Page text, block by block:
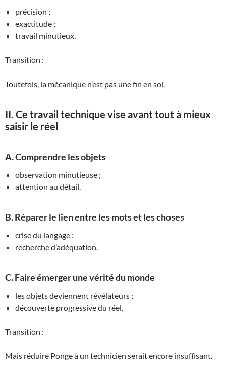
précision ;
exactitude ;
travail minutieux.
Transition :
Toutefois, la mécanique n’est pas une fin en soi.
II. Ce travail technique vise avant tout à mieux
saisir le réel
A. Comprendre les objets
observation minutieuse ;
attention au détail.
B. Réparer le lien entre les mots et les choses
crise du langage ;
recherche d’adéquation.
C. Faire émerger une vérité du monde
les objets deviennent révélateurs ;
découverte progressive du réel.
Transition :
Mais réduire Ponge à un technicien serait encore insuffisant.